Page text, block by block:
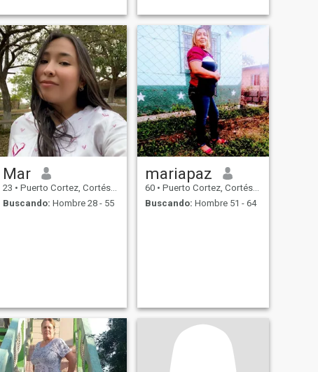
Mar
23 • Puerto Cortez, Cortés, Honduras
Buscando: Hombre 28 - 55
mariapaz
60 • Puerto Cortez, Cortés, Honduras
Buscando: Hombre 51 - 64